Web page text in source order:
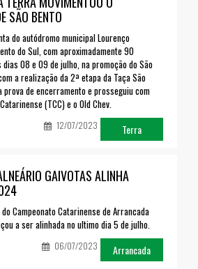
SÃO BENTO
do autódromo municipal Lourenço
do Sul, com aproximadamente 90
08 e 09 de julho, na promoção do São
a realização da 2ª etapa da Taça São
de encerramento e prosseguiu com
(TCC) e o Old Chev.
Terra
12/07/2023
GAIVOTAS ALINHA
Campeonato Catarinense de Arrancada
a ser alinhada no ultimo dia 5 de julho.
Arrancada
06/07/2023